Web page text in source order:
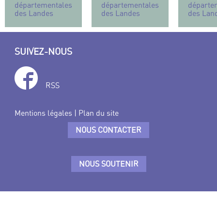
départementales
des Landes
départementales
des Landes
des
SUIVEZ-NOUS
RSS
Mentions légales | Plan du site
NOUS CONTACTER
NOUS SOUTENIR